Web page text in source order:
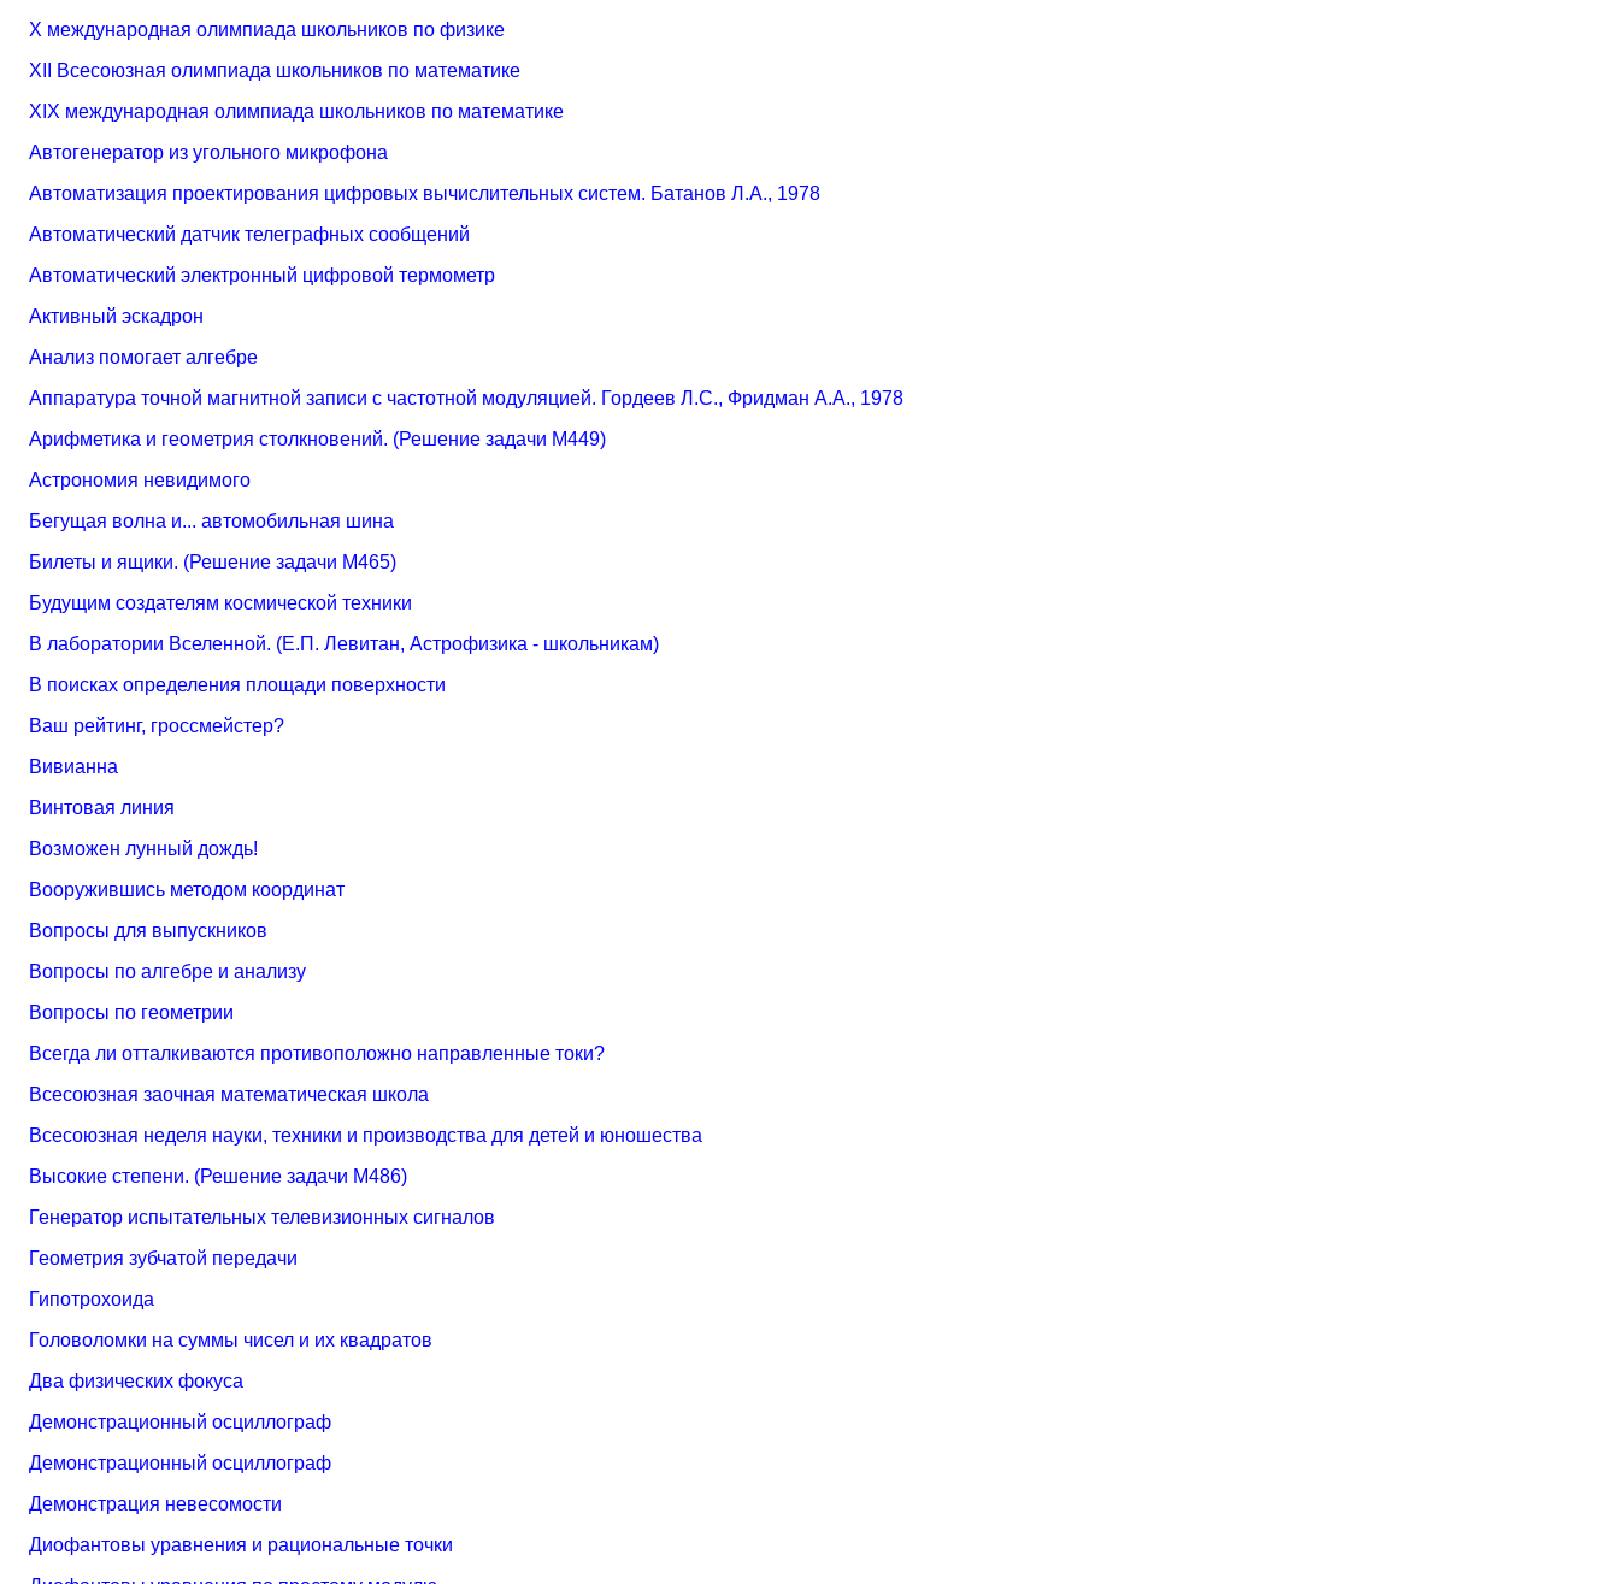
X международная олимпиада школьников по физике
XII Всесоюзная олимпиада школьников по математике
XIX международная олимпиада школьников по математике
Автогенератор из угольного микрофона
Автоматизация проектирования цифровых вычислительных систем. Батанов Л.А., 1978
Автоматический датчик телеграфных сообщений
Автоматический электронный цифровой термометр
Активный эскадрон
Анализ помогает алгебре
Аппаратура точной магнитной записи с частотной модуляцией. Гордеев Л.С., Фридман А.А., 1978
Арифметика и геометрия столкновений. (Решение задачи М449)
Астрономия невидимого
Бегущая волна и... автомобильная шина
Билеты и ящики. (Решение задачи М465)
Будущим создателям космической техники
В лаборатории Вселенной. (Е.П. Левитан, Астрофизика - школьникам)
В поисках определения площади поверхности
Ваш рейтинг, гроссмейстер?
Вивианна
Винтовая линия
Возможен лунный дождь!
Вооружившись методом координат
Вопросы для выпускников
Вопросы по алгебре и анализу
Вопросы по геометрии
Всегда ли отталкиваются противоположно направленные токи?
Всесоюзная заочная математическая школа
Всесоюзная неделя науки, техники и производства для детей и юношества
Высокие степени. (Решение задачи М486)
Генератор испытательных телевизионных сигналов
Геометрия зубчатой передачи
Гипотрохоида
Головоломки на суммы чисел и их квадратов
Два физических фокуса
Демонстрационный осциллограф
Демонстрационный осциллограф
Демонстрация невесомости
Диофантовы уравнения и рациональные точки